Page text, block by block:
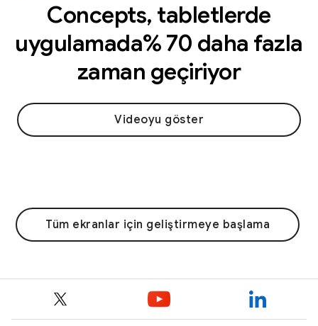
Concepts, tabletlerde
uygulamada% 70 daha fazla
zaman geçiriyor
Videoyu göster
Tüm ekranlar için geliştirmeye başlama